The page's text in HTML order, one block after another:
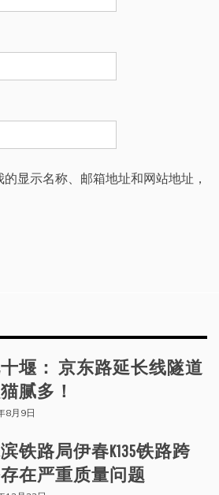
显示名称、邮箱地址和网站地址，
堰： 京东路延长线隧道
腻多！
8月9日
铁路局伊春K135铁路跨
在严重质量问题